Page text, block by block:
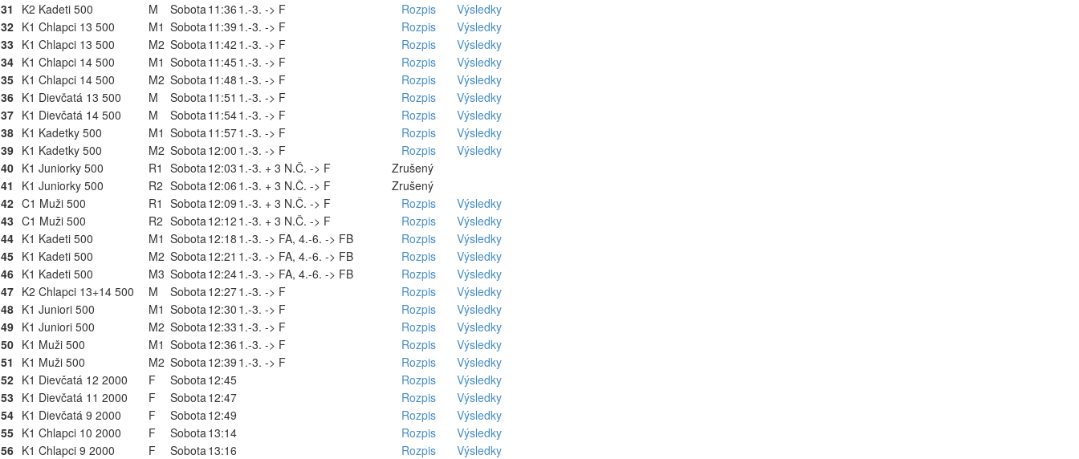
31
K2 Kadeti 500 M Sobota11:36 1.-3. -> F Rozpis
Výsledky
32 K1 Chlapci 13 500 M1 Sobota11:39 1.-3. -> F Rozpis
Výsledky
33 K1 Chlapci 13 500 M2 Sobota11:42 1.-3. -> F Rozpis
Výsledky
34 K1 Chlapci 14 500 M1 Sobota11:451.-3. -> F Rozpis
Výsledky
35 K1 Chlapci 14 500 M2 Sobota11:48 1.-3. -> F Rozpis
Výsledky
36 K1 Dievčatá 13 500 M Sobota11:51 1.-3. -> F Rozpis
Výsledky
37 K1 Dievčatá 14 500 M Sobota11:541.-3. -> F Rozpis
Výsledky
38 K1 Kadetky 500 M1 Sobota11:571.-3. -> F Rozpis
Výsledky
39 K1 Kadetky 500 M2 Sobota12:00 1.-3. -> F Rozpis
Výsledky
40 K1 Juniorky 500 R1 Sobota12:03 1.-3. + 3 N.Č. -> F
Zrušený
41
K1 Juniorky 500 R2 Sobota12:06 1.-3. + 3 N.Č. -> F
Zrušený
42 C1 Muži 500 R1 Sobota12:09 1.-3. + 3 N.Č. -> F Rozpis
Výsledky
43 C1 Muži 500 R2 Sobota12:12 1.-3. + 3 N.Č. -> F Rozpis
Výsledky
44 K1 Kadeti 500 M1 Sobota12:18 1.-3. -> FA, 4.-6. -> FB Rozpis
Výsledky
45 K1 Kadeti 500 M2 Sobota12:21 1.-3. -> FA, 4.-6. -> FB Rozpis
Výsledky
46 K1 Kadeti 500 M3 Sobota12:241.-3. -> FA, 4.-6. -> FB Rozpis
Výsledky
47 K2 Chlapci 13+14 500 M Sobota12:271.-3. -> F Rozpis
Výsledky
48 K1 Juniori 500 M1 Sobota12:30 1.-3. -> F Rozpis
Výsledky
49 K1 Juniori 500 M2 Sobota12:33 1.-3. -> F Rozpis
Výsledky
50 K1 Muži 500 M1 Sobota12:36 1.-3. -> F Rozpis
Výsledky
51
K1 Muži 500 M2 Sobota12:39 1.-3. -> F Rozpis
Výsledky
52 K1 Dievčatá 12 2000 F Sobota12:45 Rozpis
Výsledky
53 K1 Dievčatá 11 2000 F Sobota12:47 Rozpis
Výsledky
54 K1 Dievčatá 9 2000 F Sobota12:49 Rozpis
Výsledky
55 K1 Chlapci 10 2000 F Sobota13:14 Rozpis
Výsledky
56 K1 Chlapci 9 2000 F Sobota13:16 Rozpis
Výsledky